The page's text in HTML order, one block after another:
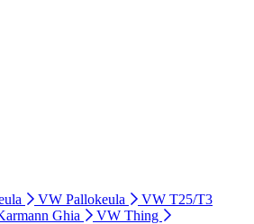
VW Pallokeula
VW T25/T3
Ghia VW Thing